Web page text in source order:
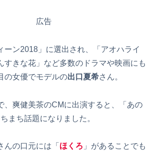
広告
ーン2018」に選出され、「アオハライ
すきな花」など多数のドラマや映画にも
の女優でモデルの出口夏希さん。
、爽健美茶のCМに出演すると、「あの
まち話題になりました。
んの口元には「 ほくろ 」があることでも